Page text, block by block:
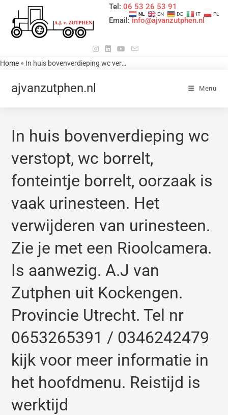
Tel: 06 53 26 53 91
Email:info@ajvanzutphen.nl
Home » In huis bovenverdieping wc verstopt, wc borrelt, fonteintje borrelt, oorzaak is vaak urinesteen. Het verwijderen van urinesteen. Zie je met een Rioolcamera. Is aanwezig. A.J van Zutphen uit Kockengen. Provincie Utrecht. Tel nr 0653265391 / 0346242479 kijk voor meer informatie in het hoofdmenu. Reistijd is werktijd
ajvanzutphen.nl Menu
In huis bovenverdieping wc
verstopt, wc borrelt,
fonteintje borrelt, oorzaak is
vaak urinesteen. Het
verwijderen van urinesteen.
Zie je met een Rioolcamera.
Is aanwezig. A.J van
Zutphen uit Kockengen.
Provincie Utrecht. Tel nr
0653265391 / 0346242479
kijk voor meer informatie in
het hoofdmenu. Reistijd is
werktijd
NL EN DE IT PL